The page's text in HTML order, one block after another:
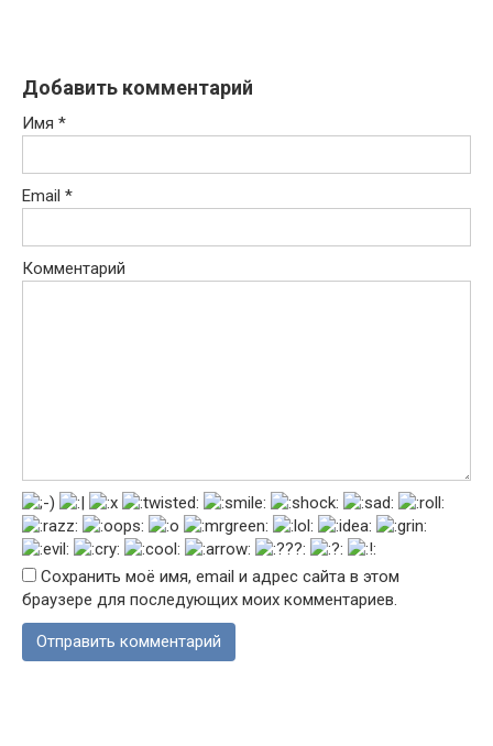
Добавить комментарий
Имя *
Email *
Комментарий
Сохранить моё имя, email и адрес сайта в этом
браузере для последующих моих комментариев.